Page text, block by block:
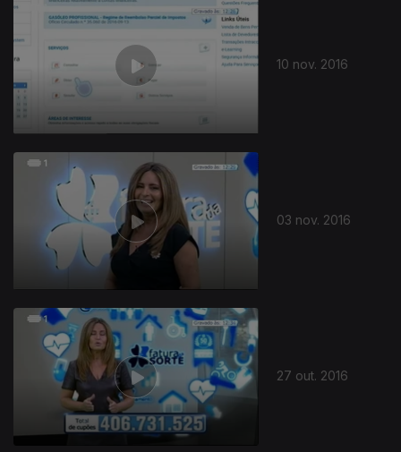
10 nov. 2016
03 nov. 2016
257607
27 out. 2016